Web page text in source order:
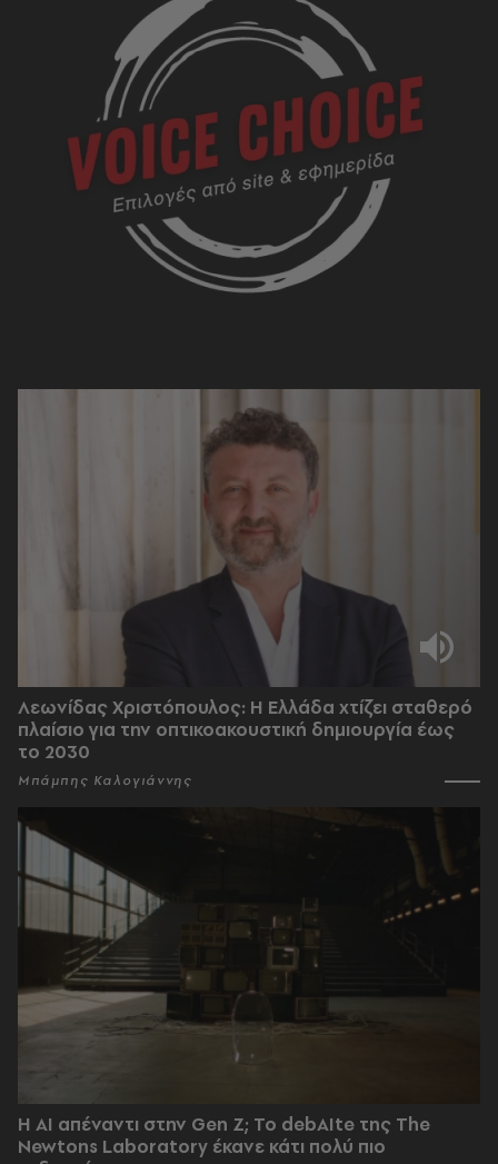
Λεωνίδας Χριστόπουλος: Η Ελλάδα χτίζει σταθερό
πλαίσιο για την οπτικοακουστική δημιουργία έως
το 2030
Μπάμπης Καλογιάννης
Η AI απέναντι στην Gen Z; Το debAIte της The
Newtons Laboratory έκανε κάτι πολύ πιο